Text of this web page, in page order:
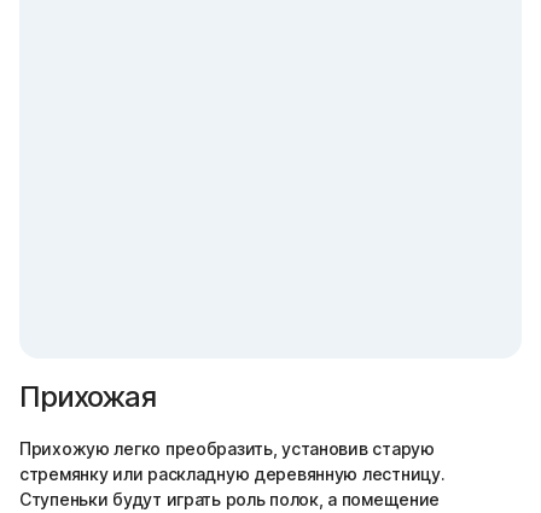
Прихожая
Прихожую легко преобразить, установив старую
стремянку или раскладную деревянную лестницу.
Ступеньки будут играть роль полок, а помещение